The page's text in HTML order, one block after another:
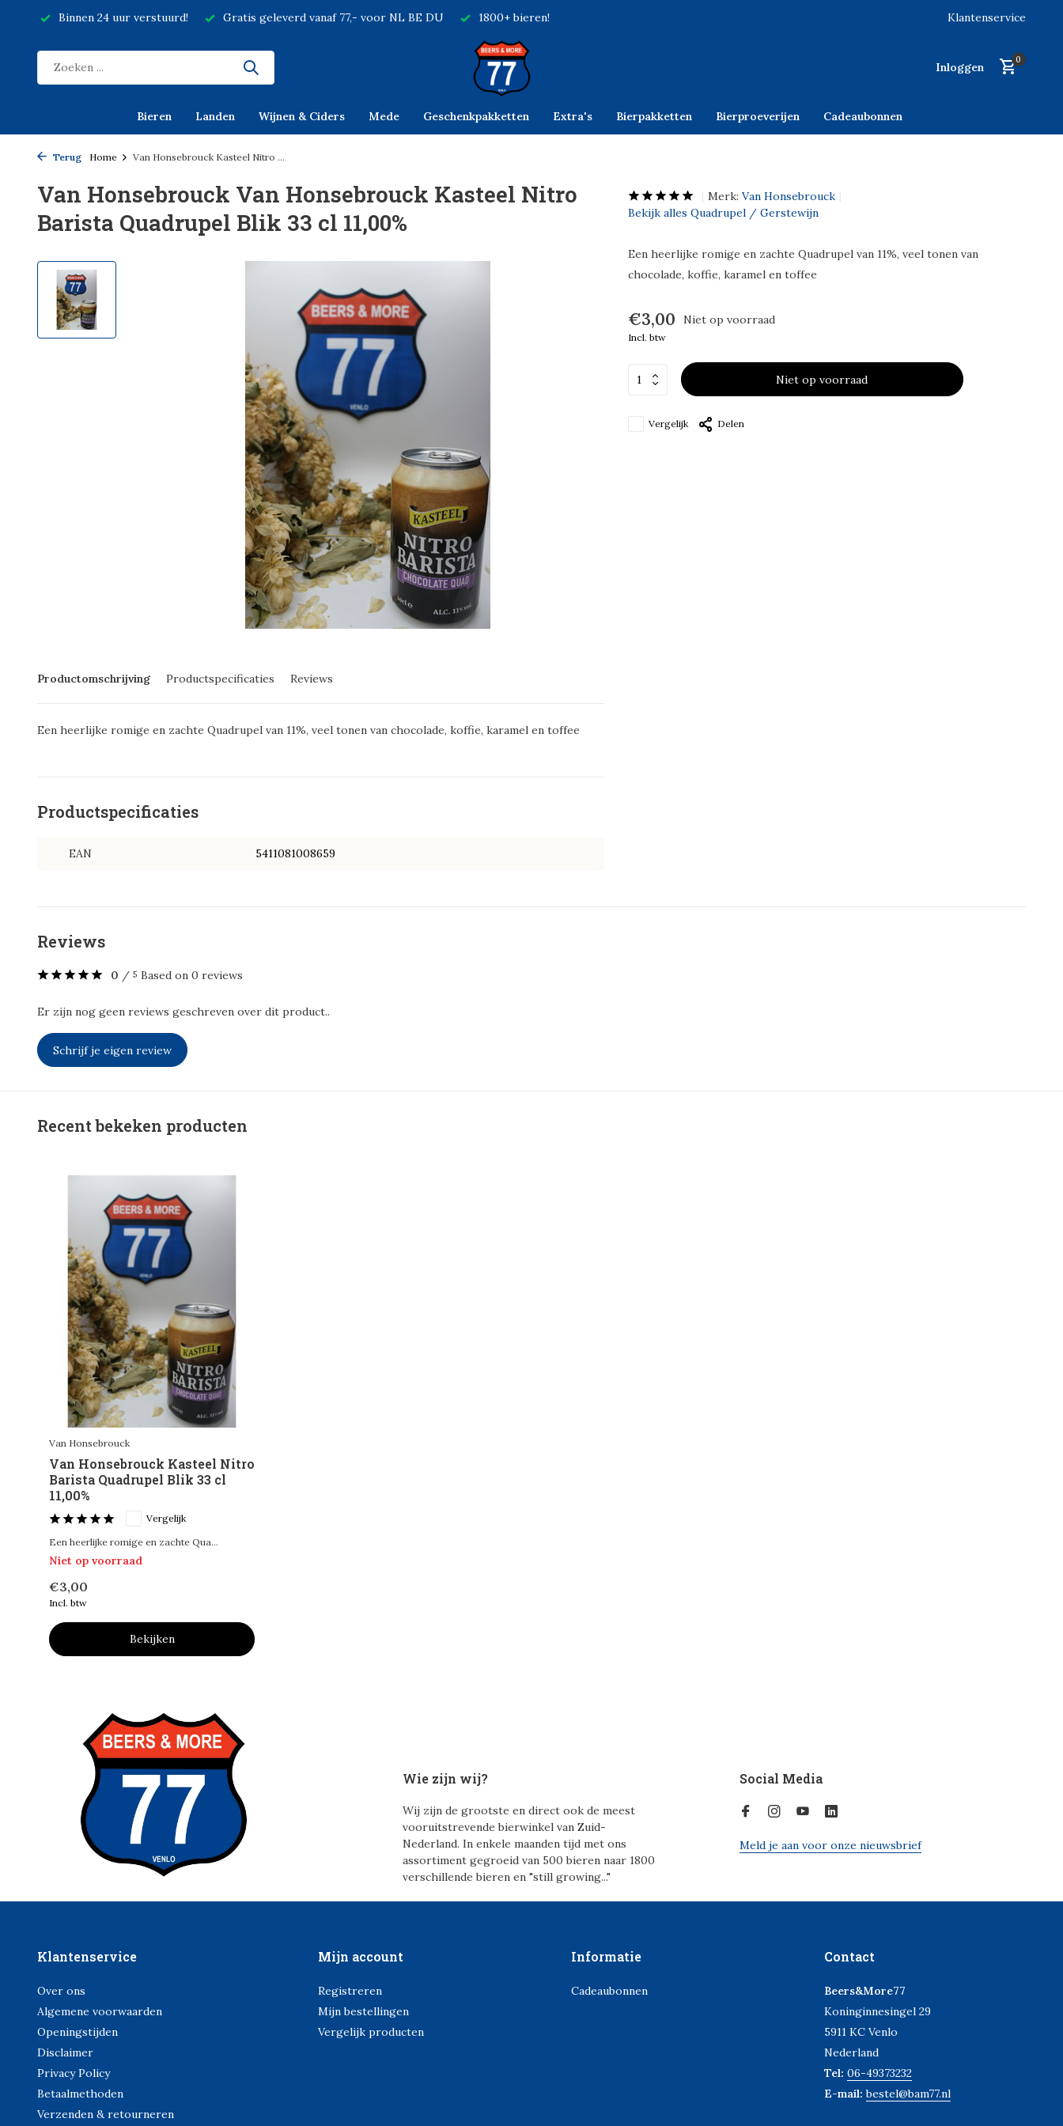
Binnen 24 uur verstuurd! Gratis geleverd vanaf 77,- voor NL BE DU 1800+ bieren! Klantenservice
Inloggen
0
Bieren Landen Wijnen & Ciders Mede Geschenkpakketten Extra's Bierpakketten Bierproeverijen Cadeaubonnen
Terug Home Van Honsebrouck Kasteel Nitro ...
Van Honsebrouck Van Honsebrouck Kasteel Nitro
Barista Quadrupel Blik 33 cl 11,00%
Productomschrijving Productspecificaties Reviews
Een heerlijke romige en zachte Quadrupel van 11%, veel tonen van chocolade, koffie, karamel en toffee
Productspecificaties
EAN 5411081008659
Merk: Van Honsebrouck
Bekijk alles Quadrupel / Gerstewijn
Een heerlijke romige en zachte Quadrupel van 11%, veel tonen van
chocolade, koffie, karamel en toffee
€3,00 Niet op voorraad
Incl. btw
Niet op voorraad
Vergelijk Delen
Reviews
0 / 5 Based on 0 reviews
Er zijn nog geen reviews geschreven over dit product..
Schrijf je eigen review
Recent bekeken producten
Van Honsebrouck
Van Honsebrouck Kasteel Nitro
Barista Quadrupel Blik 33 cl
11,00%
Vergelijk
Een heerlijke romige en zachte Qua...
Niet op voorraad
€3,00
Incl. btw
Bekijken
Wie zijn wij?
Wij zijn de grootste en direct ook de meest
vooruitstrevende bierwinkel van Zuid-
Nederland. In enkele maanden tijd met ons
assortiment gegroeid van 500 bieren naar 1800
verschillende bieren en "still growing..."
Social Media
Meld je aan voor onze nieuwsbrief
Klantenservice
Over ons
Algemene voorwaarden
Openingstijden
Disclaimer
Privacy Policy
Betaalmethoden
Verzenden & retourneren
Mijn account
Registreren
Mijn bestellingen
Vergelijk producten
Informatie
Cadeaubonnen
Contact
Beers&More77
Koninginnesingel 29
5911 KC Venlo
Nederland
Tel: 06-49373232
E-mail:bestel@bam77.nl